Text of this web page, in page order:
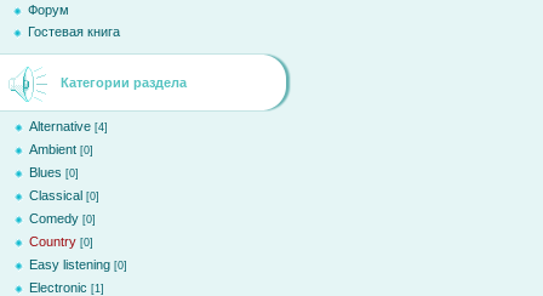
Форум
Гостевая книга
Категории раздела
Alternative [4]
Ambient [0]
Blues [0]
Classical [0]
Comedy [0]
Country [0]
Easy listening [0]
Electronic [1]